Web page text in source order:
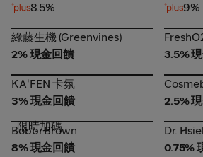
8.5%
9%
綠藤生機 (Greenvines)
綠藤生機 (Greenvines)
2% 現金回饋
3.5%
KA'FEN 卡氛
KA'FEN 卡氛
3% 現金回饋
2.5%
Bobbi Brown
限時加碼
Bobbi Brown
8% 現金回饋
Dr.
Dr.
0.75%